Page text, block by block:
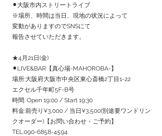
⚫︎大阪市内ストリートライブ
※場所、時間は当日、現地の状況によって
変動がありますのでSNSにて
報告させていただきます。
★4月21日(金)
⚫︎LIVE&BAR【真心場-MAHOROBA-】
場所:大阪府大阪市中央区東心斎橋2丁目1-22
エクセル千年町5F-B号
時間: Open 19:00 / Start 19:30
料金:前売り¥3,000 / 当日¥3,500(別途要ワンドリン
クオーダー)【お問い合わせ・ご予約】
TEL:090-6858-4594